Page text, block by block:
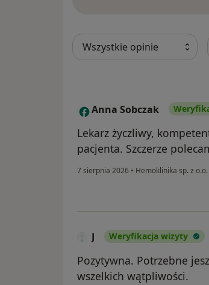
A Anna Sobczak
Lekarz życzliwy,
pacjenta. Szczerze
7 sierpnia 2026 • Hemoklinika sp. z o.o.
J Weryfikacja wizyty
Pozytywna. Potrzebne
wszelkich wątpliwości.